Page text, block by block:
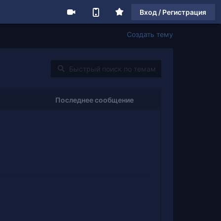
Вход / Регистрация
Создать тему
Последнее сообщение